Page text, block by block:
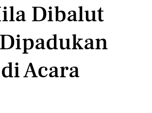
Dibalut
Acara